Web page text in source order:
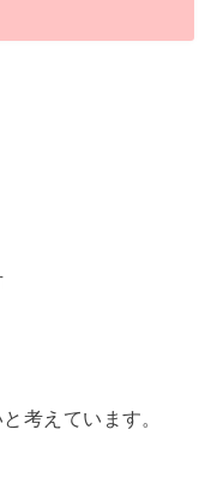
考えています。